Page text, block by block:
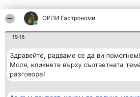
ОРЛИ Гастрономи
19:16
Здравейте, радваме се да ви
Моля, кликнете върху съответната
разговора!